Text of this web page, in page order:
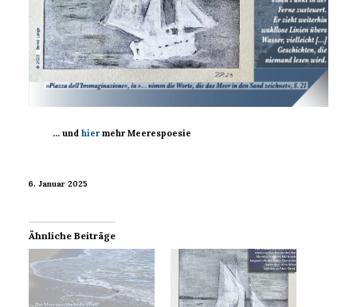
… undhier mehr Meerespoesie
6. Januar 2025
Ähnliche Beiträge